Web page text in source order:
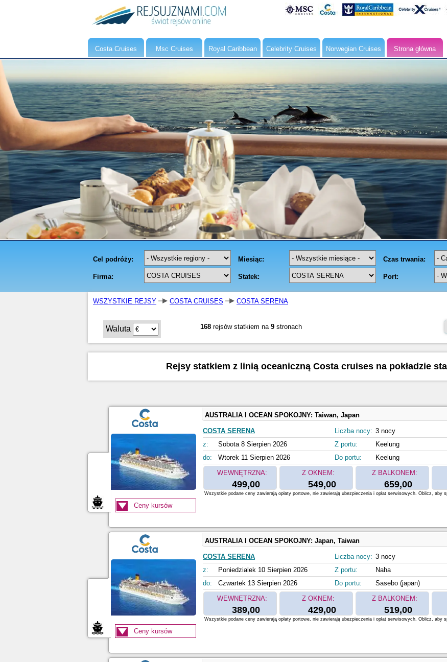
Costa Cruises Msc Cruises Royal Caribbean Celebrity Cruises Norwegian Cruises Strona główna
WSZYSTKIE REJSY COSTA CRUISES COSTA SERENA
Waluta 168 rejsów statkiem na 9 stronach
Rejsy statkiem z linią oceaniczną Costa cruises na pokładzie
AUSTRALIA I OCEAN SPOKOJNY: Taiwan, Japan
COSTA SERENA
z:
Sobota 8 Sierpien 2026
do:
Wtorek 11 Sierpien 2026
Liczba nocy: 3 nocy
Z portu:
Keelung
Do portu:
Keelung
WEWNĘTRZNA:
499,00
Z OKNEM:
549,00
Z BALKONEM:
659,00
Ceny kursów
Wszystkie podane ceny zawierają opłaty portowe, nie zawierają ubezpieczenia i opłat serwisowych. Oblicz, aby
AUSTRALIA I OCEAN SPOKOJNY: Japan, Taiwan
COSTA SERENA
z:
Poniedzialek 10 Sierpien 2026
do:
Czwartek 13 Sierpien 2026
Liczba nocy: 3 nocy
Z portu:
Naha
Do portu:
Sasebo (japan)
WEWNĘTRZNA:
389,00
Z OKNEM:
429,00
Z BALKONEM:
519,00
Ceny kursów
Wszystkie podane ceny zawierają opłaty portowe, nie zawierają ubezpieczenia i opłat serwisowych. Oblicz, aby